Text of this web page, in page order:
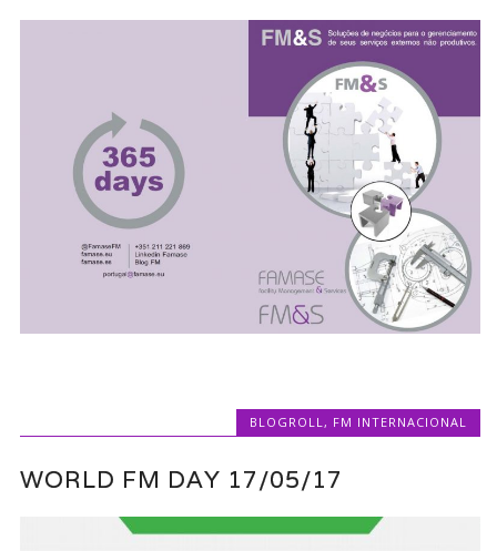
BLOGROLL , FM INTERNACIONAL
WORLD FM DAY 17/05/17